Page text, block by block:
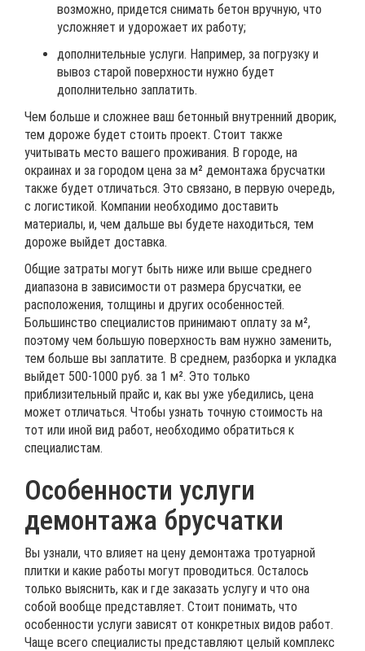
возможно, придется снимать бетон вручную, что
усложняет и удорожает их работу;
дополнительные услуги. Например, за погрузку и
вывоз старой поверхности нужно будет
дополнительно заплатить.
Чем больше и сложнее ваш бетонный внутренний дворик,
тем дороже будет стоить проект. Стоит также
учитывать место вашего проживания. В городе, на
окраинах и за городом цена за м² демонтажа брусчатки
также будет отличаться. Это связано, в первую очередь,
с логистикой. Компании необходимо доставить
материалы, и, чем дальше вы будете находиться, тем
дороже выйдет доставка.
Общие затраты могут быть ниже или выше среднего
диапазона в зависимости от размера брусчатки, ее
расположения, толщины и других особенностей.
Большинство специалистов принимают оплату за м²,
поэтому чем большую поверхность вам нужно заменить,
тем больше вы заплатите. В среднем, разборка и укладка
выйдет 500-1000 руб. за 1 м². Это только
приблизительный прайс и, как вы уже убедились, цена
может отличаться. Чтобы узнать точную стоимость на
тот или иной вид работ, необходимо обратиться к
специалистам.
Особенности услуги
демонтажа брусчатки
Вы узнали, что влияет на цену демонтажа тротуарной
плитки и какие работы могут проводиться. Осталось
только выяснить, как и где заказать услугу и что она
собой вообще представляет. Стоит понимать, что
особенности услуги зависят от конкретных видов работ.
Чаще всего специалисты представляют целый комплекс